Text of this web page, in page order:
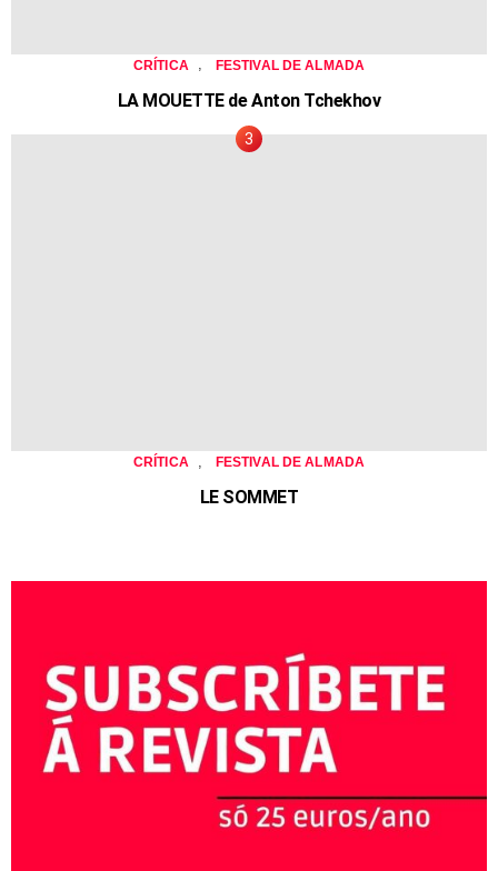
CRÍTICA , FESTIVAL DE ALMADA
LA MOUETTE de Anton Tchekhov
CRÍTICA FESTIVAL DE ALMADA
LE SOMMET